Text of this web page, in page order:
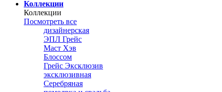
Коллекции
Коллекции
Посмотреть все
дизайнерская
ЭПЛ Грейс
Маст Хэв
Блоссом
Грейс Эксклюзив
эксклюзивная
Серебряная